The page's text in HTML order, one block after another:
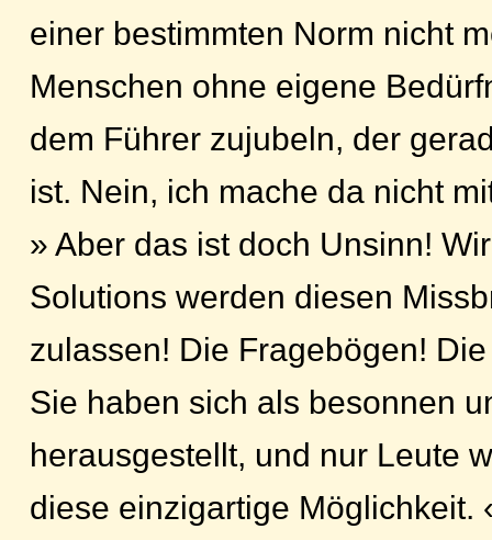
einer bestimmten Norm nicht
Menschen ohne eigene
dem Führer zujubeln, der
ist. Nein, ich mache da nicht
» Aber das ist doch Unsinn!
Solutions werden diesen
zulassen! Die Fragebögen!
Sie haben sich als besonnen
herausgestellt, und nur Leute
diese einzigartige Möglichkeit.